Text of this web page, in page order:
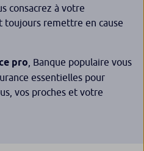
consacrez à votre
remettre en cause
pro , Banque populaire vous
essentielles pour
vos proches et votre